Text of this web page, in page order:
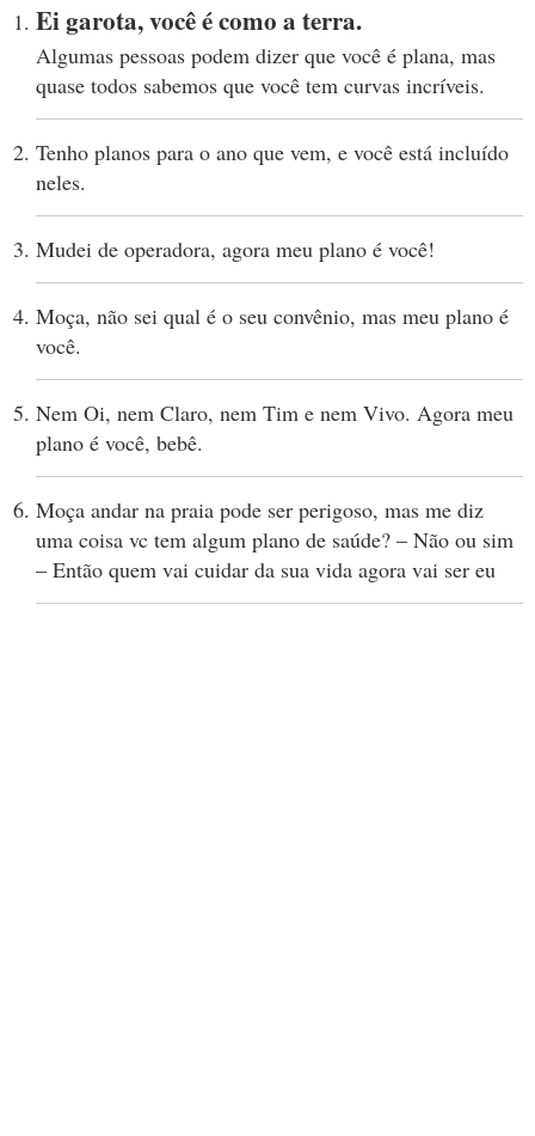
Ei garota, você é como a terra.
Algumas pessoas podem dizer que você é plana, mas
quase todos sabemos que você tem curvas incríveis.
Tenho planos para o ano que vem, e você está incluído
neles.
Mudei de operadora, agora meu plano é você!
Moça, não sei qual é o seu convênio, mas meu plano é
você.
Nem Oi, nem Claro, nem Tim e nem Vivo. Agora meu
plano é você, bebê.
Moça andar na praia pode ser perigoso, mas me diz
uma coisa vc tem algum plano de saúde? – Não ou sim
– Então quem vai cuidar da sua vida agora vai ser eu